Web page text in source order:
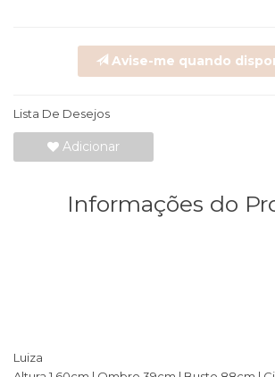
Avise-me quando
Lista De Desejos
Adicionar
Informações do
Luiza